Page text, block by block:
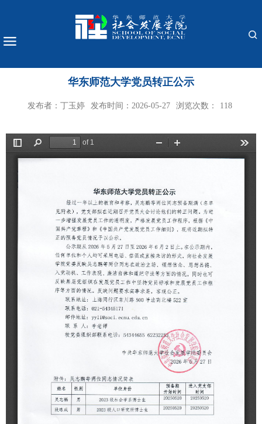
华东师范大学党员转正公示
发布者：丁玉婷 发布时间：2026-05-27 浏览次数： 118